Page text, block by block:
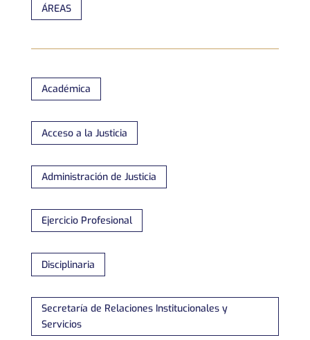
ÁREAS
Académica
Acceso a la Justicia
Administración de Justicia
Ejercicio Profesional
Disciplinaria
Secretaría de Relaciones Institucionales y
Servicios